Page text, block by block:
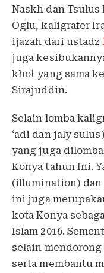
Naskh dan Tsulus
Oglu, kaligrafer
ijazah dari ustadz
juga
khot yang sama
Sirajuddin.
Selain lomba
‘adi dan jaly
yang juga
Konya tahun Ini.
(illumination) dan
ini juga
kota Konya
Islam 2016.
selain
serta membantu